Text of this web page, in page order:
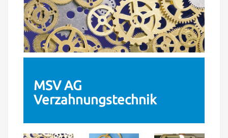
MSV AG
Verzahnungstechnik